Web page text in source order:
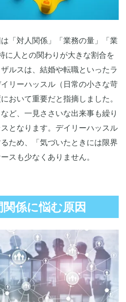
「対人関係」「業務の量」「業
に人との関わりが大きな割合を
ルスは、結婚や転職といったラ
リーハッスル（日常の小さな苛
おいて重要だと指摘しました。
ど、一見ささいな出来事も繰り
となります。デイリーハッスル
ため、「気づいたときには限界
スも少なくありません。
係に悩む原因